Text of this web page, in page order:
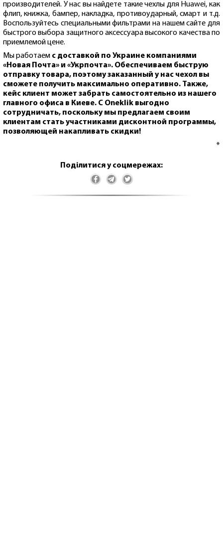
производителей. У нас вы найдете такие чехлы для Huawei, как
флип, книжка, бампер, накладка, противоударный, смарт и т.д.
Воспользуйтесь специальными фильтрами на нашем сайте для
быстрого выбора защитного аксессуара высокого качества по
приемлемой цене.
Мы работаем с доставкой по Украине компаниями
«Новая Почта» и «Укрпочта». Обеспечиваем быструю
отправку товара, поэтому заказанный у нас чехол вы
сможете получить максимально оперативно. Также,
кейс клиент может забрать самостоятельно из нашего
главного офиса в Киеве. С Oneklik выгодно
сотрудничать, поскольку мы предлагаем своим
клиентам стать участниками дисконтной программы,
позволяющей накапливать скидки!
*
Поділитися у соцмережах: